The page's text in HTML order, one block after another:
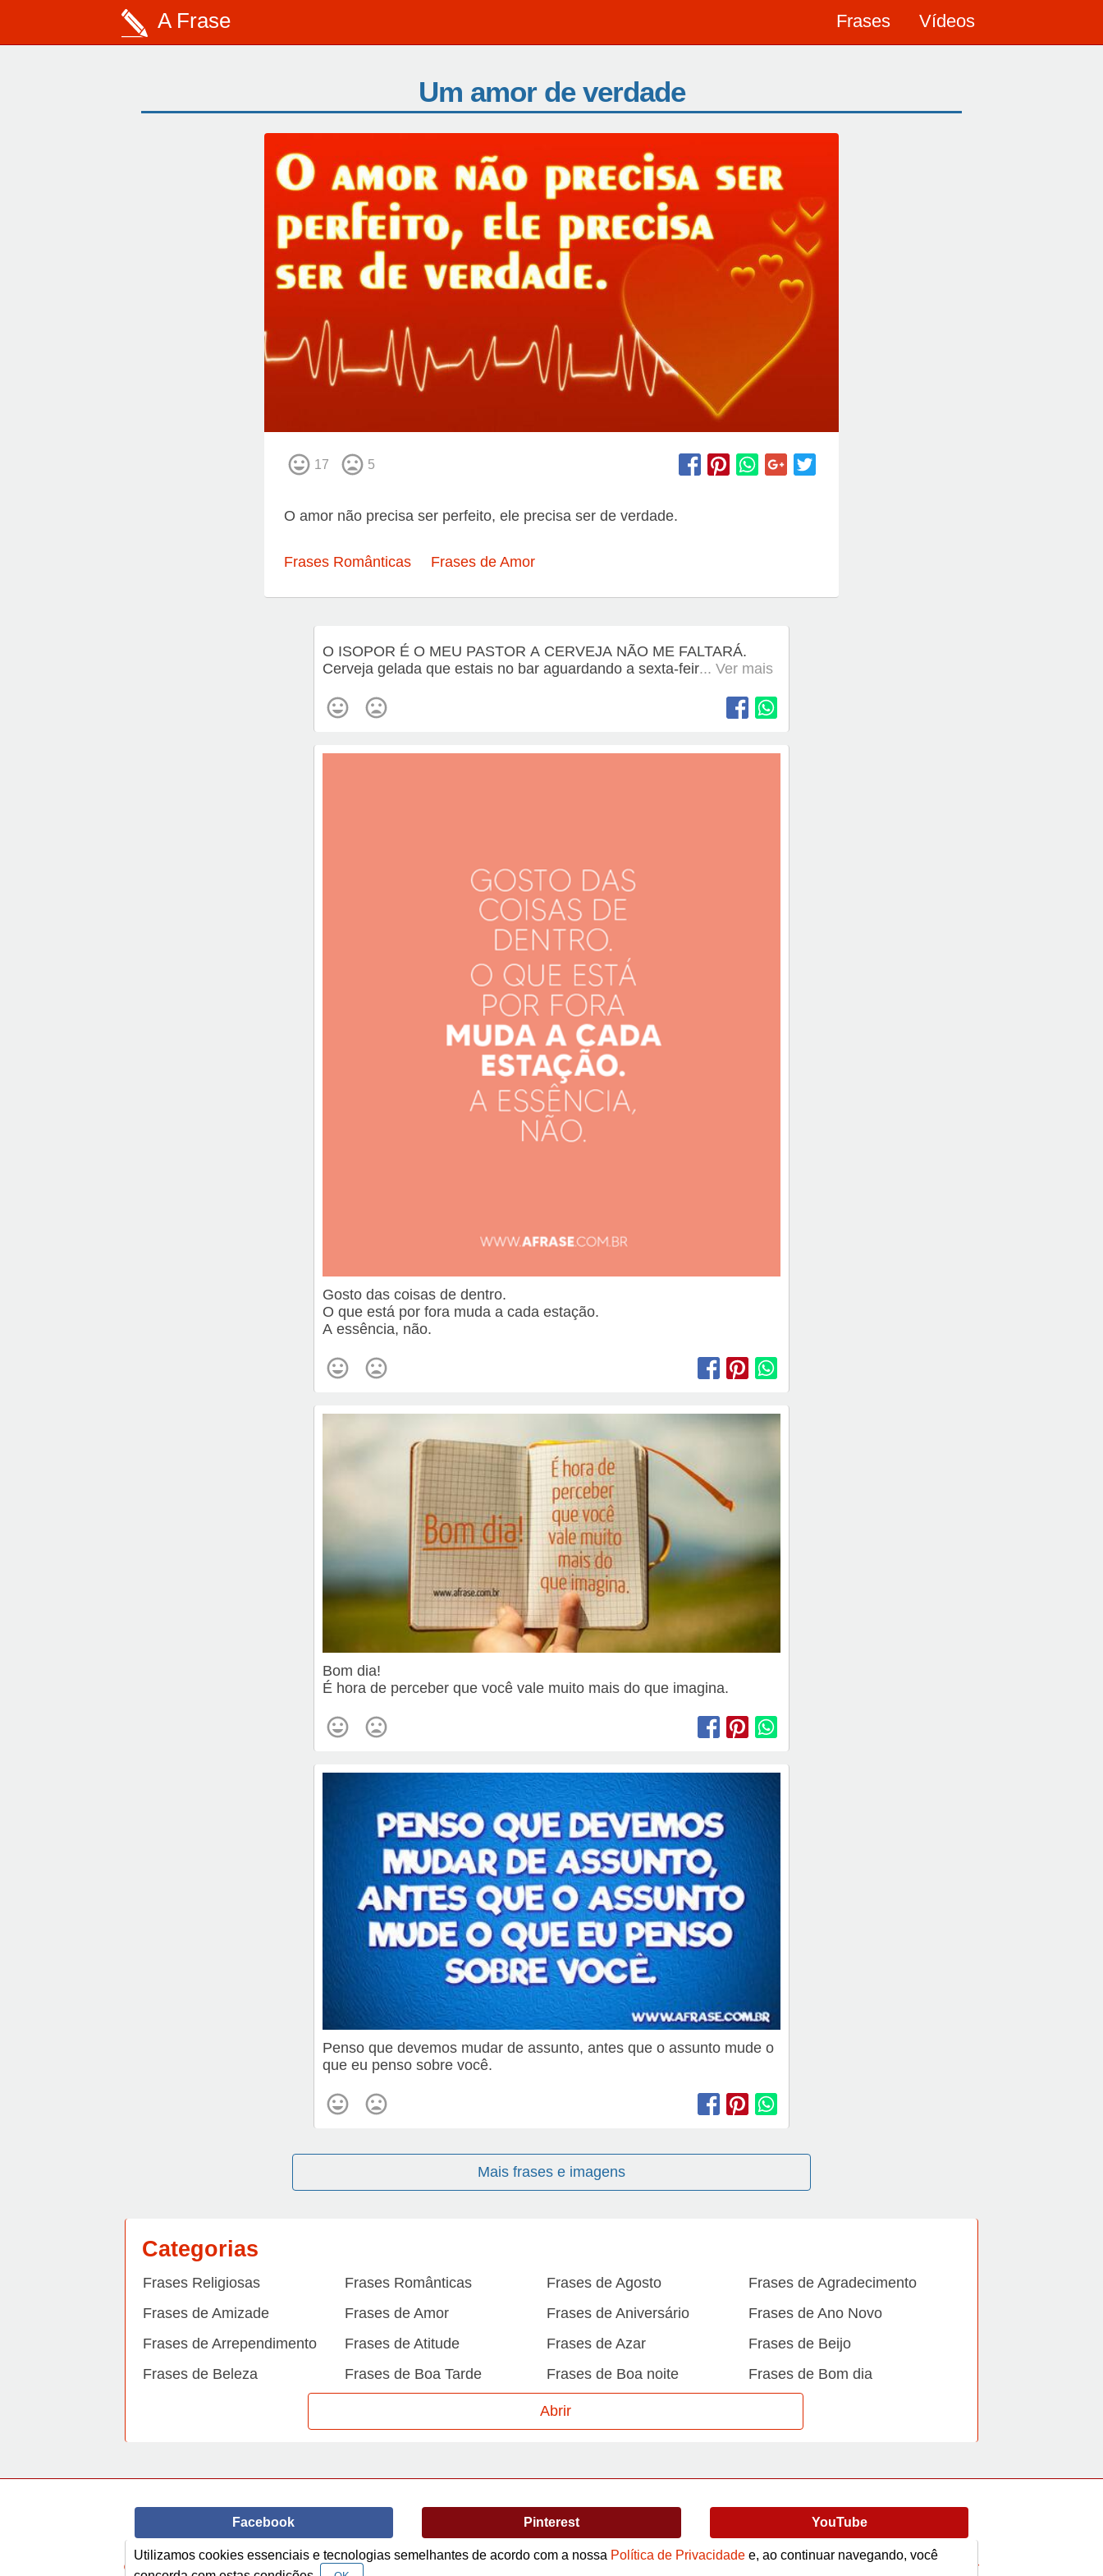
A Frase Frases Vídeos
Um amor de verdade
17 5
O amor não precisa ser perfeito, ele precisa ser de verdade.
Frases Românticas Frases de Amor
O ISOPOR É O MEU PASTOR A CERVEJA NÃO ME FALTARÁ.
Cerveja gelada que estais no bar aguardando a sexta-feir... Ver mais
Gosto das coisas de dentro.
O que está por fora muda a cada estação.
A essência, não.
Bom dia!
É hora de perceber que você vale muito mais do que imagina.
Penso que devemos mudar de assunto, antes que o assunto mude o
que eu penso sobre você.
Mais frases e imagens
Categorias
Frases Religiosas Frases Românticas Frases de Agosto
Frases de Agradecimento
Frases de Amizade
Frases de Amor Frases de Aniversário
Frases de Ano Novo
Frases de Arrependimento
Frases de Atitude Frases de Azar
Frases de Beijo
Frases de Beleza
Frases de Boa Tarde Frases de Boa noite
Frases de Bom dia
Frases de Caráter
Frases de Desculpa Frases de Dezembro
Frases de Dia Internacional
Frases de Horário de verão
Frases de Humor
Frases de Informática
Frases de Inverno
Frases de Junho Frases de Maio Frases de Medo
Abrir
Facebook Pinterest YouTube
© Copyright 2014-2022 A Frase. contato@afrase.com.br
Utilizamos cookies essenciais e tecnologias semelhantes de acordo com a nossa Política de Privacidade e, ao continuar navegando, você